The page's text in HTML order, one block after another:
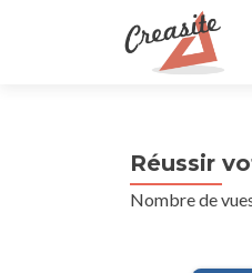
Réussir
Nombre de